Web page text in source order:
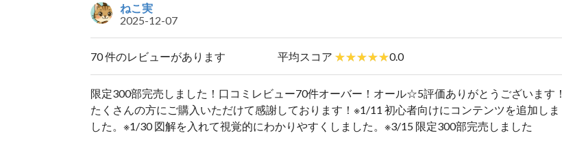
ねこ実
2025-12-07
70 件のレビューがあります 平均スコア 0.0
限定300部完売しました！口コミレビュー70件オーバー！オール☆5評価ありがとうございます！
たくさんの方にご購入いただけて感謝しております！※1/11 初心者向けにコンテンツを追加しま
した。※1/30 図解を入れて視覚的にわかりやすくしました。※3/15 限定300部完売しました